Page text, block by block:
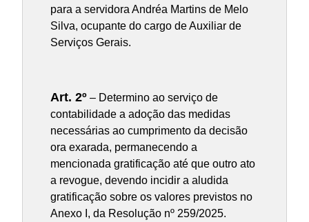
para a servidora Andréa Martins de Melo
Silva, ocupante do cargo de Auxiliar de
Serviços Gerais.
Art. 2º – Determino ao serviço de
contabilidade a adoção das medidas
necessárias ao cumprimento da decisão
ora exarada, permanecendo a
mencionada gratificação até que outro ato
a revogue, devendo incidir a aludida
gratificação sobre os valores previstos no
Anexo I, da Resolução nº 259/2025.